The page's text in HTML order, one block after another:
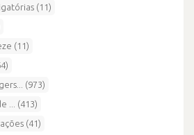
(11)
(11)
(973)
... (413)
(41)